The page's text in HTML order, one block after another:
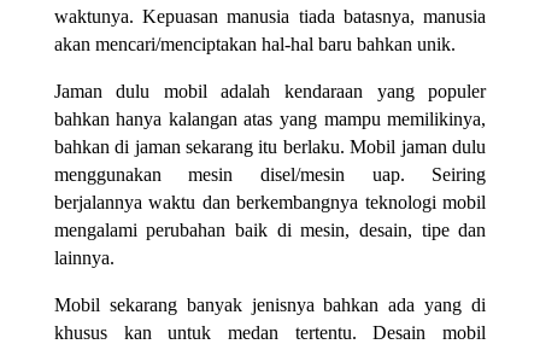
waktunya. Kepuasan manusia tiada batasnya, manusia
akan mencari/menciptakan hal-hal baru bahkan unik.
Jaman dulu mobil adalah kendaraan yang populer
bahkan hanya kalangan atas yang mampu memilikinya,
bahkan di jaman sekarang itu berlaku. Mobil jaman dulu
menggunakan mesin disel/mesin uap. Seiring
berjalannya waktu dan berkembangnya teknologi mobil
mengalami perubahan baik di mesin, desain, tipe dan
lainnya.
Mobil sekarang banyak jenisnya bahkan adayang di
khusus kan untuk medan tertentu. Desain mobil